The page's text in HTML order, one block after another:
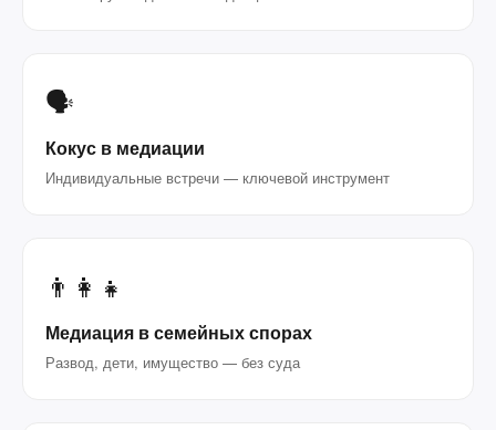
🗣️
Кокус в медиации
Индивидуальные встречи — ключевой инструмент
👨‍👩‍👧
Медиация в семейных спорах
Развод, дети, имущество — без суда